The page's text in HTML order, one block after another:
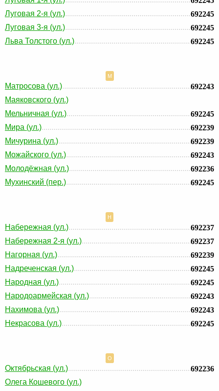
Луговая 2-я (ул.)
692245
Луговая 3-я (ул.)
692245
Льва Толстого (ул.)
692245
М
Матросова (ул.)
692243
Маяковского (ул.)
Мельничная (ул.)
692245
Мира (ул.)
692239
Мичурина (ул.)
692239
Можайского (ул.)
692243
Молодёжная (ул.)
692236
Мухинский (пер.)
692245
Н
Набережная (ул.)
692237
Набережная 2-я (ул.)
692237
Нагорная (ул.)
692239
Надреченская (ул.)
692245
Народная (ул.)
692245
Народоармейская (ул.)
692243
Нахимова (ул.)
692243
Некрасова (ул.)
692245
О
Октябрьская (ул.)
692236
Олега Кошевого (ул.)